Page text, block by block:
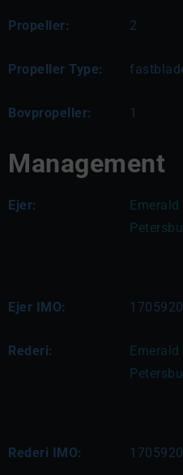
Propeller: 2
Propeller Type:
Bovpropeller: 1
Management
Ejer:
Ejer IMO: 1705920
Rederi:
Rederi IMO: 1705920